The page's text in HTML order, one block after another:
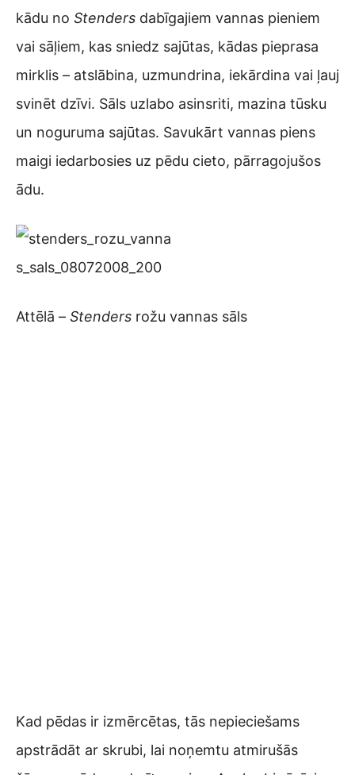
kādu no Stenders dabīgajiem vannas pieniem
vai sāļiem, kas sniedz sajūtas, kādas pieprasa
mirklis – atslābina, uzmundrina, iekārdina vai ļauj
svinēt dzīvi. Sāls uzlabo asinsriti, mazina tūsku
un noguruma sajūtas. Savukārt vannas piens
maigi iedarbosies uz pēdu cieto, pārragojušos
ādu.
Attēlā – Stenders rožu vannas sāls
Kad pēdas ir izmērcētas, tās nepieciešams
apstrādāt ar skrubi, lai noņemtu atmirušās